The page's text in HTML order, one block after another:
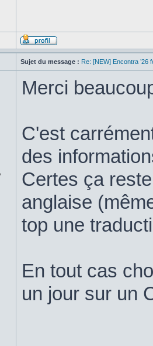
Sujet du message : Re: [NEW] Encontra ’26
Merci
C'est
des
Certes ça
anglaise
top une
En tout cas
un jour sur un